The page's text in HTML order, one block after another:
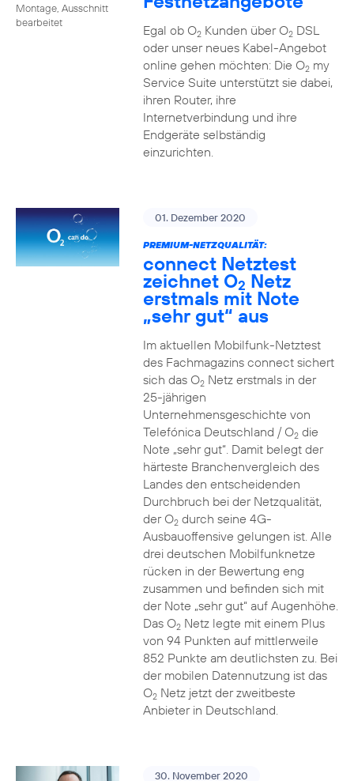
Montage, Ausschnitt
bearbeitet
Egal ob O2Kunden über O2DSL
oder unser neues Kabel-Angebot
online gehen möchten: Die O2my
Service Suite unterstützt sie dabei,
ihren Router, ihre
Internetverbindung und ihre
Endgeräte selbständig
einzurichten.
01. Dezember 2020
PREMIUM-NETZQUALITÄT:
connect Netztest
zeichnet O2 Netz
erstmals mit Note
„sehr gut“ aus
Im aktuellen Mobilfunk-Netztest
des Fachmagazins connect sichert
sich das O2Netz erstmals in der
25-jährigen
Unternehmensgeschichte von
Telefónica Deutschland / O2die
Note „sehr gut“. Damit belegt der
härteste Branchenvergleich des
Landes den entscheidenden
Durchbruch bei der Netzqualität,
der O2durch seine 4G-
Ausbauoffensive gelungen ist. Alle
drei deutschen Mobilfunknetze
rücken in der Bewertung eng
zusammen und befinden sich mit
der Note „sehr gut“ auf Augenhöhe.
Das O2Netz legte mit einem Plus
von 94 Punkten auf mittlerweile
852 Punkte am deutlichsten zu. Bei
der mobilen Datennutzung ist das
O2Netz jetzt der zweitbeste
Anbieter in Deutschland.
30. November 2020